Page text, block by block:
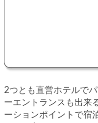
2つとも直営ホテルで
ーエントランスも出来
ーションポイントで宿